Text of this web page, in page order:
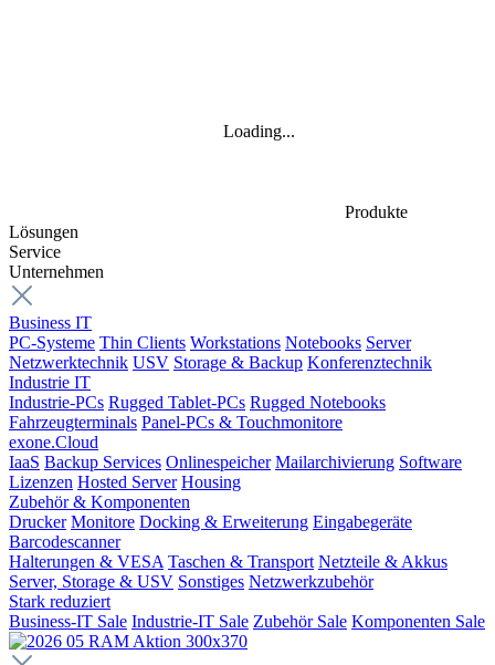
Produkte
Lösungen
Service
Unternehmen
Business IT
PC-Systeme Thin Clients Workstations Notebooks Server
Netzwerktechnik USV Storage & Backup Konferenztechnik
Industrie IT
Industrie-PCs Rugged Tablet-PCs Rugged Notebooks
Fahrzeugterminals Panel-PCs & Touchmonitore
exone.Cloud
IaaS Backup Services Onlinespeicher Mailarchivierung Software
Lizenzen Hosted Server Housing
Zubehör & Komponenten
Drucker Monitore Docking & Erweiterung Eingabegeräte
Barcodescanner
Halterungen & VESA Taschen & Transport Netzteile & Akkus
Server, Storage & USV Sonstiges Netzwerkzubehör
Stark reduziert
Business-IT Sale Industrie-IT Sale Zubehör Sale Komponenten Sale
Loading...